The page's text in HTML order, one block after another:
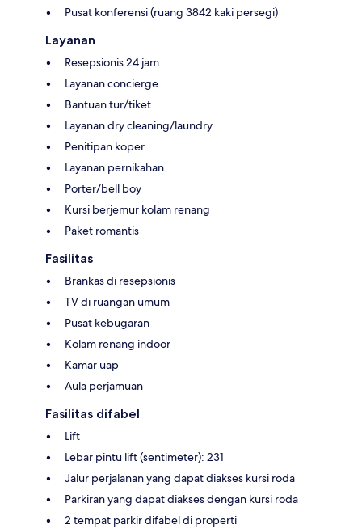
Pusat konferensi (ruang 3842 kaki persegi)
Layanan
Resepsionis 24 jam
Layanan concierge
Bantuan tur/tiket
Layanan dry cleaning/laundry
Penitipan koper
Layanan pernikahan
Porter/bell boy
Kursi berjemur kolam renang
Paket romantis
Fasilitas
Brankas di resepsionis
TV di ruangan umum
Pusat kebugaran
Kolam renang indoor
Kamar uap
Aula perjamuan
Fasilitas difabel
Lift
Lebar pintu lift (sentimeter): 231
Jalur perjalanan yang dapat diakses kursi roda
Parkiran yang dapat diakses dengan kursi roda
2 tempat parkir difabel di properti